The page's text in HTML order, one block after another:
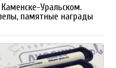
Уральском.
памятные награды